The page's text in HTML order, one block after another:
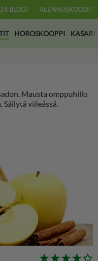
BLOGI ALENNUSKOODIT
HOROSKOOPPI KASARI
Mausta omppuhillo
viileässä.